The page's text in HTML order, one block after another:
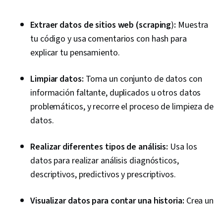
Extraer datos de sitios web (scraping): Muestra
tu código y usa comentarios con hash para
explicar tu pensamiento.
Limpiar datos: Toma un conjunto de datos con
información faltante, duplicados u otros datos
problemáticos, y recorre el proceso de limpieza de
datos.
Realizar diferentes tipos de análisis: Usa los
datos para realizar análisis diagnósticos,
descriptivos, predictivos y prescriptivos.
Visualizar datos para contar una historia: Crea un